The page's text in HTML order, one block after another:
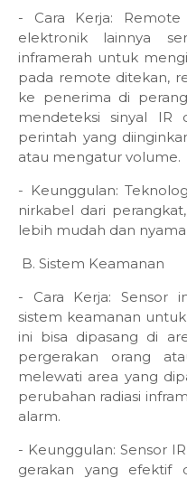
- Cara Kerja:
elektronik lainnya
inframerah untuk
pada remote ditekan,
ke penerima di
mendeteksi sinyal IR
perintah yang
atau mengatur volume.
- Keunggulan:
nirkabel dari
lebih mudah dan
B. Sistem Keamanan
- Cara Kerja: Sensor
sistem keamanan
ini bisa dipasang di
pergerakan orang
melewati area yang
perubahan radiasi
alarm.
- Keunggulan: Sensor
gerakan yang efektif